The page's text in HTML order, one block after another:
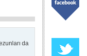
da